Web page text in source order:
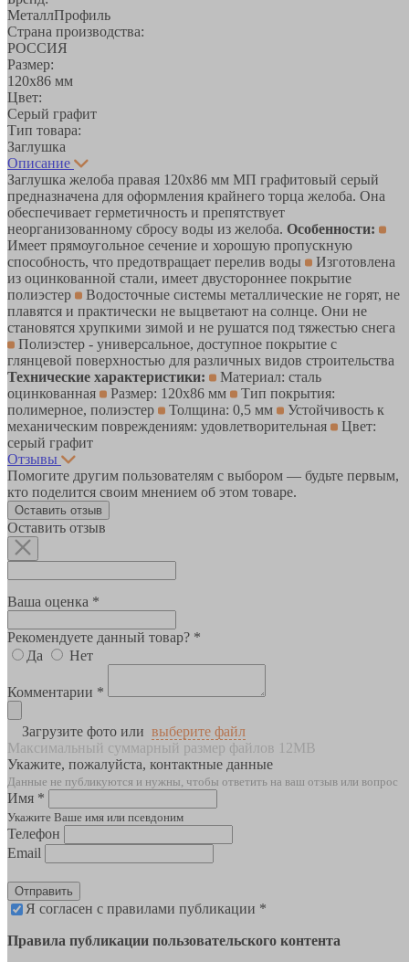
МеталлПрофиль
Страна производства:
РОССИЯ
Размер:
120х86 мм
Цвет:
Серый графит
Тип товара:
Заглушка
Описание
Заглушка желоба правая 120х86 мм МП графитовый серый
предназначена для оформления крайнего торца желоба. Она
обеспечивает герметичность и препятствует
неорганизованному сбросу воды из желоба. Особенности:
Имеет прямоугольное сечение и хорошую пропускную
способность, что предотвращает перелив воды
Изготовлена
из оцинкованной стали, имеет двустороннее покрытие
полиэстер
Водосточные системы металлические не горят, не
плавятся и практически не выцветают на солнце. Они не
становятся хрупкими зимой и не рушатся под тяжестью снега
Полиэстер - универсальное, доступное покрытие с
глянцевой поверхностью для различных видов строительства
Технические характеристики:
Материал: сталь
оцинкованная
Размер: 120х86 мм
Тип покрытия:
полимерное, полиэстер
Толщина: 0,5 мм
Устойчивость к
механическим повреждениям: удовлетворительная
Цвет:
серый графит
Отзывы
Помогите другим пользователям с выбором — будьте первым,
кто поделится своим мнением об этом товаре.
Оставить отзыв
Оставить отзыв
Ваша оценка *
Рекомендуете данный товар? *
Да
Нет
Комментарии *
Загрузите фото или выберите файл
Максимальный суммарный размер файлов 12MB
Укажите, пожалуйста, контактные данные
Данные не публикуются и нужны, чтобы ответить на ваш отзыв или вопрос
Имя *
Укажите Ваше имя или псевдоним
Телефон
Email
Отправить
Я согласен с правилами публикации *
Правила публикации пользовательского контента